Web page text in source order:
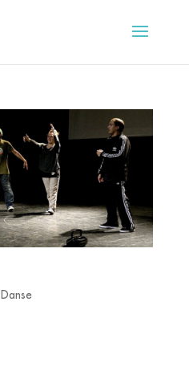
Danse